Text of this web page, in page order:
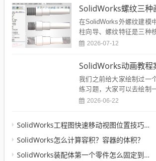
在SolidWorks外螺纹建模
柱向导、螺纹特征是三种
逻辑、模型属性、使用场
2026-07-12
我们之前给大家绘制过一
练习题，大家可以去绘制
这个动画。SolidWorks钣
2026-06-22
SolidWorks工程图快速移动视图位置技巧，溪风实战分享
SolidWorks怎么计算容积？容器的体积？
SolidWorks装配体第一个零件怎么固定到中心原点？90%的人一开始就做错了